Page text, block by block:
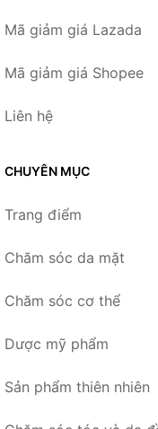
Mã giảm giá Lazada
Mã giảm giá Shopee
Liên hệ
CHUYÊN MỤC
Trang điểm
Chăm sóc da mặt
Chăm sóc cơ thể
Dược mỹ phẩm
Sản phẩm thiên nhiên